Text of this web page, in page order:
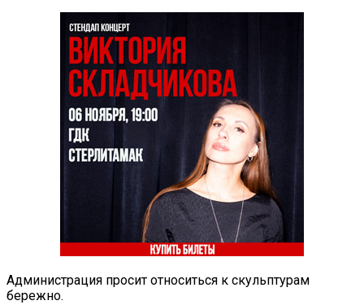
Администрация просит относиться к скульптурам
бережно.